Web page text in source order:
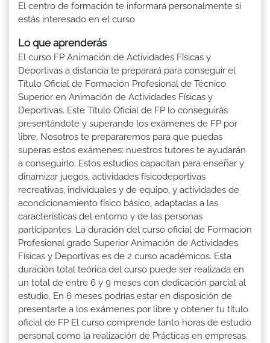
El centro de formación te informará personalmente si
estás interesado en el curso
Lo que aprenderás
El curso FP Animación de Actividades Físicas y
Deportivas a distancia te preparará para conseguir el
Título Oficial de Formación Profesional de Técnico
Superior en Animación de Actividades Físicas y
Deportivas. Este Título Oficial de FP lo conseguirás
presentándote y superando los exámenes de FP por
libre. Nosotros te prepararemos para que puedas
superas estos exámenes: nuestros tutores te ayudarán
a conseguirlo. Estos estudios capacitan para enseñar y
dinamizar juegos, actividades físicodeportivas
recreativas, individuales y de equipo, y actividades de
acondicionamiento físico básico, adaptadas a las
características del entorno y de las personas
participantes. La duración del curso oficial de Formacion
Profesional grado Superior Animación de Actividades
Físicas y Deportivas es de 2 curso académicos. Esta
duración total teórica del curso puede ser realizada en
un total de entre 6 y 9 meses con dedicación parcial al
estudio. En 6 meses podrías estar en disposición de
presentarte a los exámenes por libre y obtener tu título
oficial de FP El curso comprende tanto horas de estudio
personal como la realización de Prácticas en empresas.